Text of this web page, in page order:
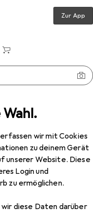
wir mit Cookies
zu deinem Gerät
unserer Website. Diese
Login und
zu ermöglichen.
wir diese Daten darüber
Zur App
vidaXL Vance